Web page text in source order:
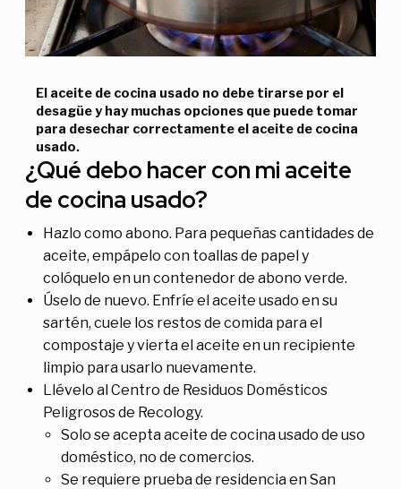
El aceite de cocina usado no debe tirarse por el
desagüe y hay muchas opciones que puede tomar
para desechar correctamente el aceite de cocina
usado.
¿Qué debo hacer con mi aceite
de cocina usado?
Hazlo como abono. Para pequeñas cantidades de
aceite, empápelo con toallas de papel y
colóquelo en un contenedor de abono verde.
Úselo de nuevo. Enfríe el aceite usado en su
sartén, cuele los restos de comida para el
compostaje y vierta el aceite en un recipiente
limpio para usarlo nuevamente.
Llévelo al Centro de Residuos Domésticos
Peligrosos de Recology.
Solo se acepta aceite de cocina usado de uso
doméstico, no de comercios.
Se requiere prueba de residencia en San